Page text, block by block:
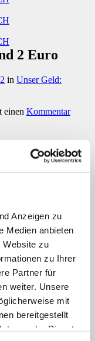
Anzeigen zu
Medien anbieten
Website zu
zu Ihrer
Partner für
weiter. Unsere
mit
bereitgestellt
der Dienste
2 Euro
in Unser Geld:
einen Kommentar